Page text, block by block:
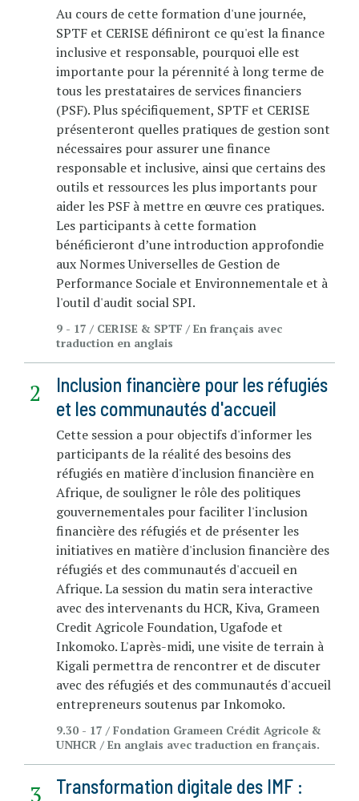
Au cours de cette formation d'une journée,
SPTF et CERISE définiront ce qu'est la finance
inclusive et responsable, pourquoi elle est
importante pour la pérennité à long terme de
tous les prestataires de services financiers
(PSF). Plus spécifiquement, SPTF et CERISE
présenteront quelles pratiques de gestion sont
nécessaires pour assurer une finance
responsable et inclusive, ainsi que certains des
outils et ressources les plus importants pour
aider les PSF à mettre en œuvre ces pratiques.
Les participants à cette formation
bénéficieront d’une introduction approfondie
aux Normes Universelles de Gestion de
Performance Sociale et Environnementale et à
l'outil d'audit social SPI.
9 - 17 / CERISE & SPTF / En français avec
traduction en anglais
Inclusion financière pour les réfugiés
et les communautés d'accueil
Cette session a pour objectifs d'informer les
participants de la réalité des besoins des
réfugiés en matière d'inclusion financière en
Afrique, de souligner le rôle des politiques
gouvernementales pour faciliter l'inclusion
financière des réfugiés et de présenter les
initiatives en matière d'inclusion financière des
réfugiés et des communautés d'accueil en
Afrique. La session du matin sera interactive
avec des intervenants du HCR, Kiva, Grameen
Credit Agricole Foundation, Ugafode et
Inkomoko. L'après-midi, une visite de terrain à
Kigali permettra de rencontrer et de discuter
avec des réfugiés et des communautés d'accueil
entrepreneurs soutenus par Inkomoko.
9.30 - 17 / Fondation Grameen Crédit Agricole &
UNHCR / En anglais avec traduction en français.
Transformation digitale des IMF :